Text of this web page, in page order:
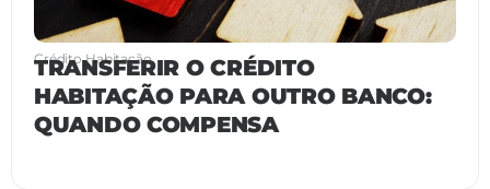
Crédito Habitação
TRANSFERIR O CRÉDITO
HABITAÇÃO PARA OUTRO BANCO:
QUANDO COMPENSA